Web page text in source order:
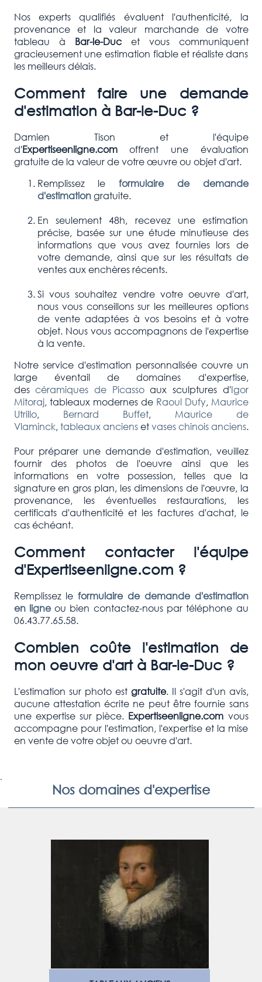
Nos experts qualifiés évaluent l'authenticité, la
provenance et la valeur marchande de votre
tableau à Bar-le-Ducet vous communiquent
gracieusement une estimation fiable et réaliste dans
les meilleurs délais.
Comment faire une demande
d'estimation à Bar-le-Duc?
Damien Tison et l'équipe
d'Expertiseenligne.comoffrent une évaluation
gratuite de la valeur de votre œuvre ou objet d'art.
Remplissez le formulaire de demande
d'estimationgratuite.
En seulement 48h, recevez une estimation
précise, basée sur une étude minutieuse des
informations que vous avez fournies lors de
votre demande, ainsi que sur les résultats de
ventes aux enchères récents.
Si vous souhaitez vendre votre oeuvre d'art,
nous vous conseillons sur les meilleures options
de vente adaptées à vos besoins et à votre
objet. Nous vous accompagnons de l'expertise
à la vente.
Notre service d'estimation personnalisée couvre un
large éventail de domaines d'expertise,
descéramiques de Picassoaux sculptures d'Igor
Mitoraj, tableaux modernes de Raoul Dufy, Maurice
Utrillo, Bernard Buffet, Maurice de
Vlaminck,tableaux anciensetvases chinois anciens.
Pour préparer une demande d'estimation, veuillez
fournir des photos de l'oeuvre ainsi que les
informations en votre possession, telles que la
signature en gros plan, les dimensions de l'œuvre, la
provenance, les éventuelles restaurations, les
certificats d'authenticité et les factures d'achat, le
cas échéant.
Comment contacter l'équipe
d'Expertiseenligne.com ?
Remplissez leformulaire de demande d'estimation
en ligneou bien contactez-nous par téléphone au
06.43.77.65.58.
Combien coûte l'estimation de
mon oeuvre d'art à Bar-le-Duc?
L'estimation sur photo est gratuite. Il s'agit d'un avis,
aucune attestation écrite ne peut être fournie sans
une expertise sur pièce. Expertiseenligne.com vous
accompagne pour l'estimation, l'expertise et la mise
en vente de votre objet ou oeuvre d'art.
.
Nos domaines d'expertise